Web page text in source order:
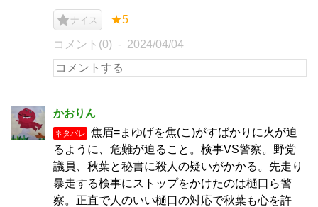
ナイス ★5
コメント(0) 2024/04/04
かおりん
ネタバレ
焦眉=まゆげを焦(こ)がすばかりに火が迫
るように、危難が迫ること。検事VS警察。野党
議員、秋葉と秘書に殺人の疑いがかかる。先走り
暴走する検事にストップをかけたのは樋口ら警
察。正直で人のいい樋口の対応で秋葉も心を許